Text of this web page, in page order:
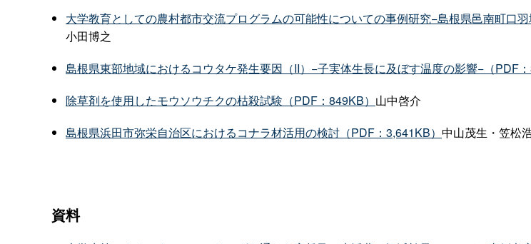
大学教育としての農村都市交流プログラムの可能性についての事例研究−島根県邑南町口
小田博之
島根県東部地域におけるコウタケ発生要因（II）−子実体生長に及ぼす温度の影響−（PDF：
除草剤を使用したモウソウチクの枯殺試験（PDF：849KB） 山中啓介
島根県浜田市弥栄自治区におけるコナラ材活用の検討（PDF：3,641KB） 中山茂生・笠松
資料